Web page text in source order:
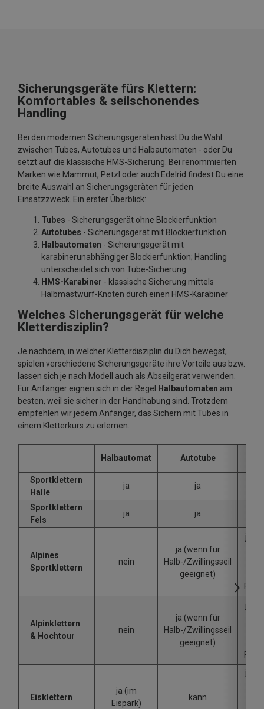
Sicherungsgeräte fürs Klettern:
Komfortables & seilschonendes
Handling
Bei den modernen Sicherungsgeräten hast Du die Wahl
zwischen Tubes, Autotubes und Halbautomaten - oder Du
setzt auf die klassische HMS-Sicherung. Bei renommierten
Marken wie Mammut, Petzl oder auch Edelrid findest Du eine
breite Auswahl an Sicherungsgeräten für jeden
Einsatzzweck. Ein erster Überblick:
Tubes - Sicherungsgerät ohne Blockierfunktion
Autotubes - Sicherungsgerät mit Blockierfunktion
Halbautomaten - Sicherungsgerät mit
karabinerunabhängiger Blockierfunktion; Handling
unterscheidet sich von Tube-Sicherung
HMS-Karabiner - klassische Sicherung mittels
Halbmastwurf-Knoten durch einen HMS-Karabiner
Welches Sicherungsgerät für welche
Kletterdisziplin?
Je nachdem, in welcher Kletterdisziplin du Dich bewegst,
spielen verschiedene Sicherungsgeräte ihre Vorteile aus bzw.
lassen sich je nach Modell auch als Abseilgerät verwenden.
Für Anfänger eignen sich in der Regel
Halbautomaten am
besten, weil sie sicher in der Handhabung sind. Trotzdem
empfehlen wir jedem Anfänger, das Sichern mit Tubes in
einem Kletterkurs zu erlernen.
Halbautomat Autotube
Sportklettern
Halle
ja ja
Sportklettern
Fels
ja ja
Alpines
Sportklettern
nein
ja (wenn für
Halb-/Zwillingsseil
geeignet)
ja
Alpinklettern
& Hochtour
nein
ja (wenn für
Halb-/Zwillingsseil
geeignet)
ja
Eisklettern
ja (im
Eispark)
kann
ja